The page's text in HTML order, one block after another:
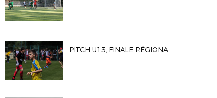
PITCH U13, FINALE RÉGIONALE du 14/05/2022